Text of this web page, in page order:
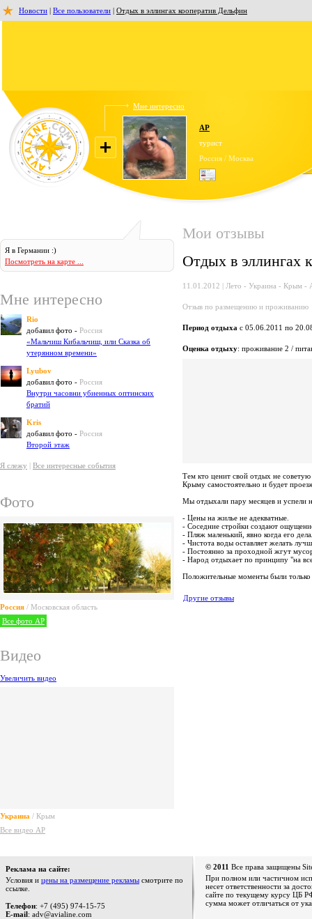
Новости | Все пользователи | Отдых в эллингах кооператив Дельфин
Мне интересно
AP
турист
Россия / Москва
Я в Германии :)
Посмотреть на карте ...
Мне интересно
Rio
добавил фото - Россия
«Мальчиш Кибальчиш, или Сказка об
утерянном времени»
Lyubov
добавил фото - Россия
Внутри часовни убиенных оптинских
братий
Kris
добавил фото - Россия
Второй этаж
Я слежу | Все интересные события
Фото
Россия / Московская область
Все фото AP
Видео
Увеличить видео
Украина / Крым
Все видео AP
Мои отзывы
Отдых в эллингах
11.01.2012 | Лето - Украина - Крым -
Отзыв по размещению и проживанию
Период отдыха с 05.06.2011 по
Оценка отдыху: проживание 2 /
Тем кто ценит свой отдых не
Крыму самостоятельно и будет
Мы отдыхали пару месяцев и успели
- Цены на жилье не адекватные.
- Соседние стройки создают
- Пляж маленький, явно когда его
- Чистота воды оставляет желать
- Постоянно за проходной жгут
- Народ отдыхает по принципу "на
Положительные моменты были только
Другие отзывы
Реклама на сайте:
Условия и цены на размещение рекламы смотрите по
ссылке.
Телефон: +7 (495) 974-15-75
E-mail: adv@avialine.com
© 2011 Все права защищены
При полном или частичном
несет ответственности за
сайте по текущему курсу ЦБ
сумма может отличаться от